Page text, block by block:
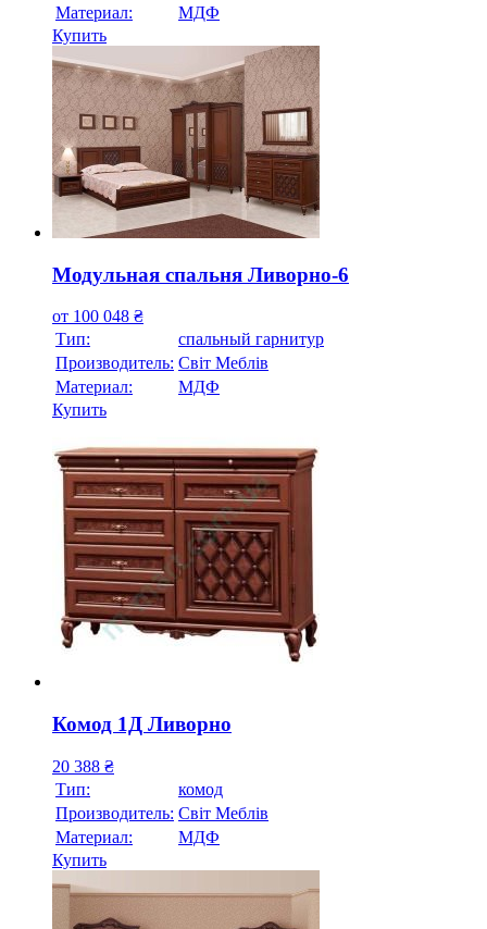
Материал:
МДФ
Купить
Модульная спальня Ливорно-6
от 100 048 ₴
Тип:
спальный гарнитур
Производитель: Свiт Меблiв
Материал:
МДФ
Купить
Комод 1Д Ливорно
20 388 ₴
Тип:
комод
Производитель: Свiт Меблiв
Материал:
МДФ
Купить